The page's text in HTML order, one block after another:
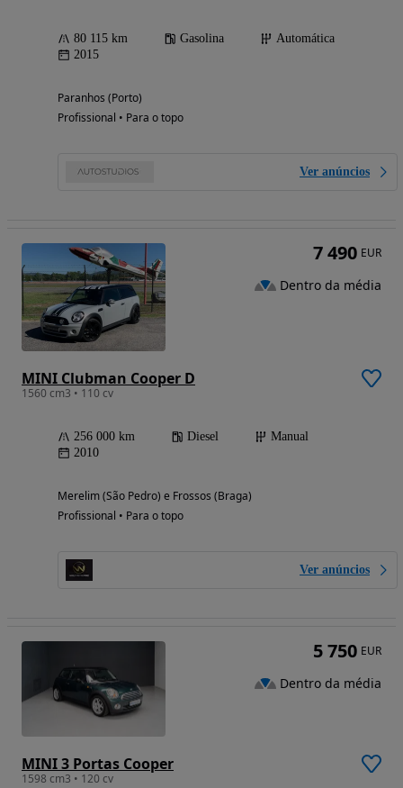
80 115 km Gasolina
Automática
2015
Paranhos (Porto)
Profissional • Para o topo
Ver anúncios
MINI Clubman Cooper D
1560 cm3 • 110 cv
256 000 km Diesel
Manual
2010
Merelim (São Pedro) e Frossos (Braga)
Profissional • Para o topo
Ver anúncios
7 490 EUR
Dentro da média
MINI 3 Portas Cooper
1598 cm3 • 120 cv
5 750 EUR
Dentro da média